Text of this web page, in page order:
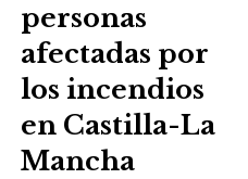
personas
afectadas por
los incendios
en Castilla-La
Mancha